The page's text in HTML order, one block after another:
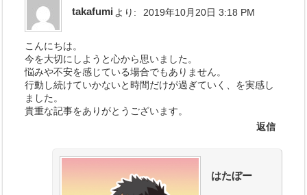
takafumi より: 2019年10月20日 3:18 PM
こんにちは。
今を大切にしようと心から思いました。
悩みや不安を感じている場合でもありません。
行動し続けていかないと時間だけが過ぎていく、を実感し
ました。
貴重な記事をありがとうございます。
返信
はたぼー